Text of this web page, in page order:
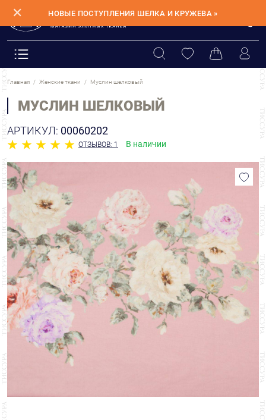
✕ НОВЫЕ ПОСТУПЛЕНИЯ ШЕЛКА И КРУЖЕВА »
Главная Женские ткани Муслин шелковый
МУСЛИН ШЕЛКОВЫЙ
АРТИКУЛ: 00060202
ОТЗЫВОВ: 1 В наличии